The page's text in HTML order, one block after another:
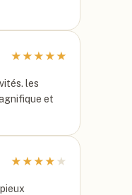
★★★★★
les
et
★★★★ ★